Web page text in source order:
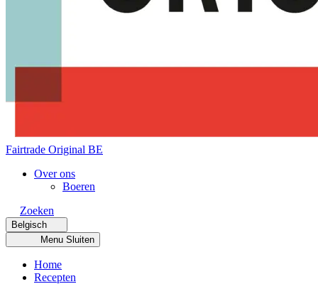
Fairtrade Original BE
Over ons
Boeren
Zoeken
Belgisch
Menu Sluiten
Home
Recepten